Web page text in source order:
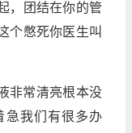
，团结在你的管
个憋死你医生叫
非常清亮根本没
急我们有很多办